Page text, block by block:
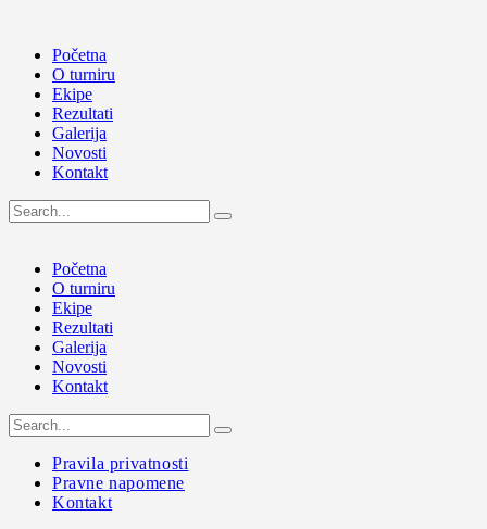
Početna
O turniru
Ekipe
Rezultati
Galerija
Novosti
Kontakt
Početna
O turniru
Ekipe
Rezultati
Galerija
Novosti
Kontakt
Pravila privatnosti
Pravne napomene
Kontakt